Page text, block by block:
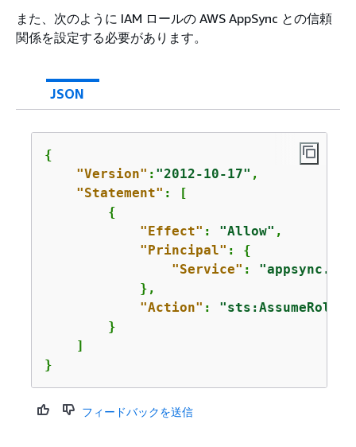
また、次のように IAM ロールの AWS AppSync との信頼
関係を設定する必要があります。
JSON
{
"Version" : "2012-10-17" ,
"Statement" : [
{
"Effect" : "Allow" ,
"Principal" : {
"Service" :
            },
"Action" : "sts:AssumeRole"
        }
    ]
}
フィードバックを送信